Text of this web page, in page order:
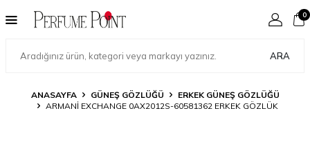
ARA
0
ANASAYFA GÜNEŞ GÖZLÜĞÜ
ERKEK GÜNEŞ GÖZLÜĞÜ
ARMANI EXCHANGE 0AX2012S-60581362 ERKEK GÖZLÜK